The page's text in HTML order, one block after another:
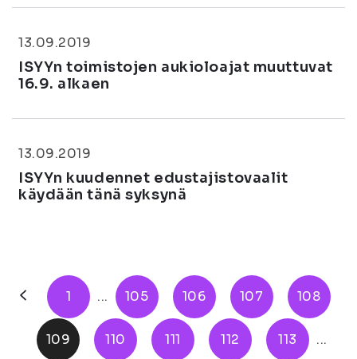
13.09.2019
ISYYn toimistojen aukioloajat muuttuvat
16.9. alkaen
13.09.2019
ISYYn kuudennet edustajistovaalit
käydään tänä syksynä
1 ... 105 106 107 108
109 110 111 112 113 ...